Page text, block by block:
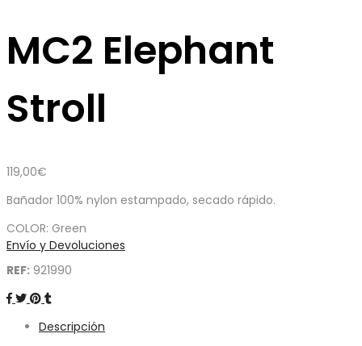
MC2 Elephant
Stroll
119,00€
Bañador 100% nylon estampado, secado rápido.
COLOR: Green
Envío y Devoluciones
REF: 921990
Descripción